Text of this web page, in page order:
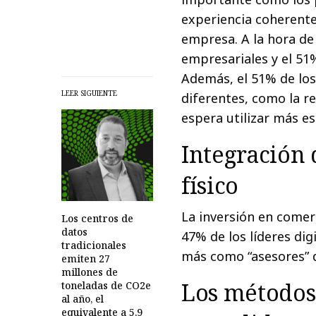
LEER SIGUIENTE
Los centros de
datos
tradicionales
emiten 27
millones de
toneladas de CO2e
al año, el
equivalente a 5,9
experiencia
empresa. A la hora
empresariales y el
Además, el 51% de
diferentes, como la
espera utilizar más
Integración
físico
La inversión en
47% de los líderes
más como
Los